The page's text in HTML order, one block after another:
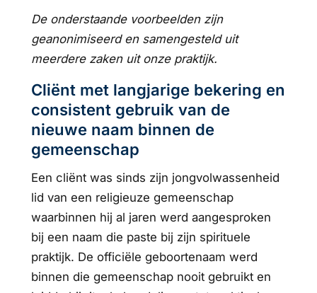
De onderstaande voorbeelden zijn
geanonimiseerd en samengesteld uit
meerdere zaken uit onze praktijk.
Cliënt met langjarige bekering en
consistent gebruik van de
nieuwe naam binnen de
gemeenschap
Een cliënt was sinds zijn jongvolwassenheid
lid van een religieuze gemeenschap
waarbinnen hij al jaren werd aangesproken
bij een naam die paste bij zijn spirituele
praktijk. De officiële geboortenaam werd
binnen die gemeenschap nooit gebruikt en